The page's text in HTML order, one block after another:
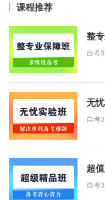
课程推荐
整
自考
无
自考
超
自考